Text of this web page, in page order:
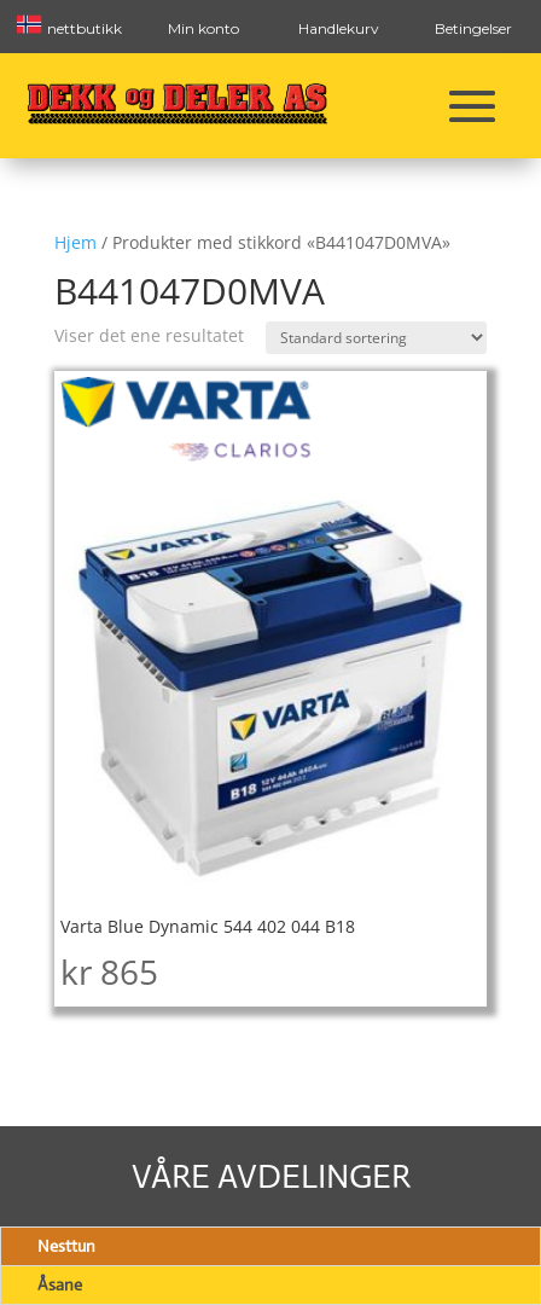
nettbutikk Min konto Handlekurv Betingelser
Hjem / Produkter med stikkord «B441047D0MVA»
B441047D0MVA
Viser det ene resultatet
Varta Blue Dynamic 544 402 044 B18
kr 865
VÅRE AVDELINGER
Nesttun
Åsane